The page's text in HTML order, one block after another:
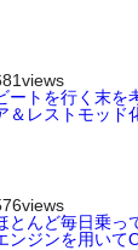
ートを行く末を
＆レストモッド
とんど毎日乗っ
ンジンを用いて